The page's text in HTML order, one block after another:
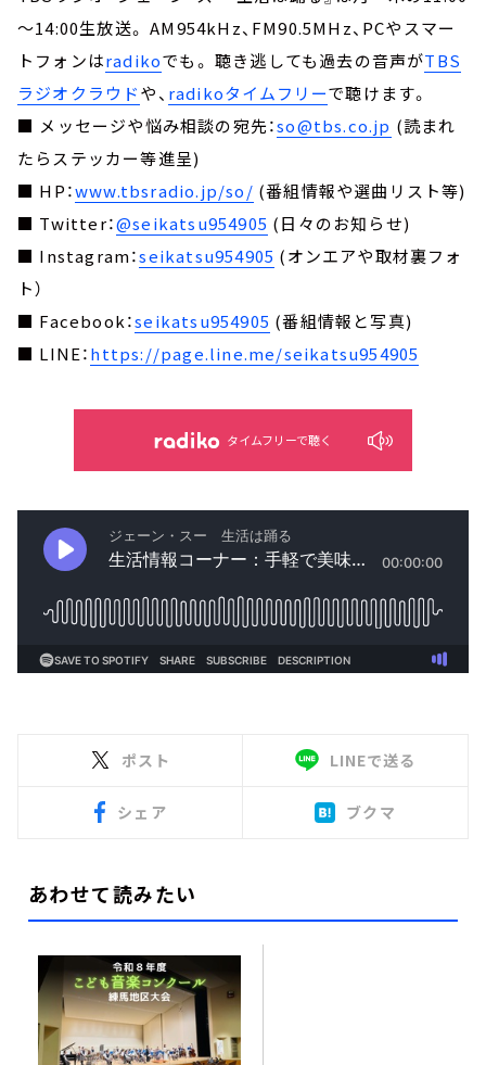
～14:00生放送。 AM954kHz、FM90.5MHz、PCやスマー
トフォンはradikoでも。 聴き逃しても過去の音声がTBS
ラジオクラウドや、 radikoタイムフリーで聴けます。
■ メッセージや悩み相談の宛先：so@tbs.co.jp (読まれ
たらステッカー等進呈)
■ HP：www.tbsradio.jp/so/ (番組情報や選曲リスト等)
■ Twitter：@seikatsu954905 (日々のお知らせ)
■ Instagram：seikatsu954905 (オンエアや取材裏フォ
ト）
■ Facebook：seikatsu954905 (番組情報と写真)
■ LINE：https://page.line.me/seikatsu954905
タイムフリーで聴く
ポスト LINEで送る
シェア ブクマ
あわせて読みたい